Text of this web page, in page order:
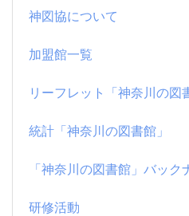
神図協について
加盟館一覧
リーフレット「神奈川の図
統計「神奈川の図書館」
「神奈川の図書館」バック
研修活動